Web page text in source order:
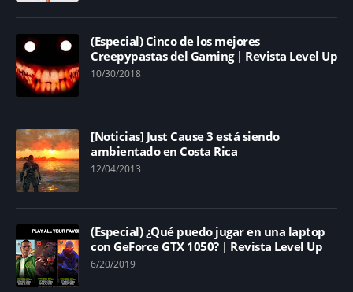
(Especial) Cinco de los mejores
Creepypastas del Gaming | Revista Level Up
10/30/2018
[Noticias] Just Cause 3 está siendo
ambientado en Costa Rica
12/04/2013
(Especial) ¿Qué puedo jugar en una laptop
con GeForce GTX 1050? | Revista Level Up
6/20/2019